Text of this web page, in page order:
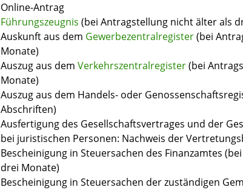
Online-Antrag
Führungszeugnis (bei Antragstellung nicht älter als
Auskunft aus dem Gewerbezentralregister(bei
Monate)
Auszug aus dem Verkehrszentralregister(bei
Monate)
Auszug aus dem Handels- oder
Abschriften)
Ausfertigung des Gesellschaftsvertrages und der
bei juristischen Personen: Nachweis der
Bescheinigung in Steuersachen des Finanzamtes
drei Monate)
Bescheinigung in Steuersachen der zuständigen